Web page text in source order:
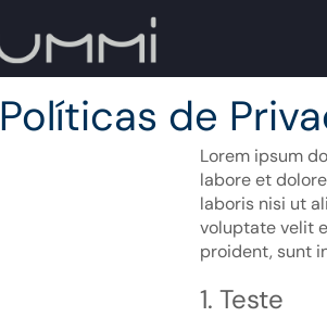
Políticas de
Lorem ipsum
labore et
laboris nisi ut
voluptate velit
proident, sunt
1. Teste